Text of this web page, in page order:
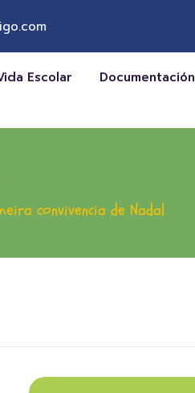
Escolar
Documentación
convivencia de Nadal